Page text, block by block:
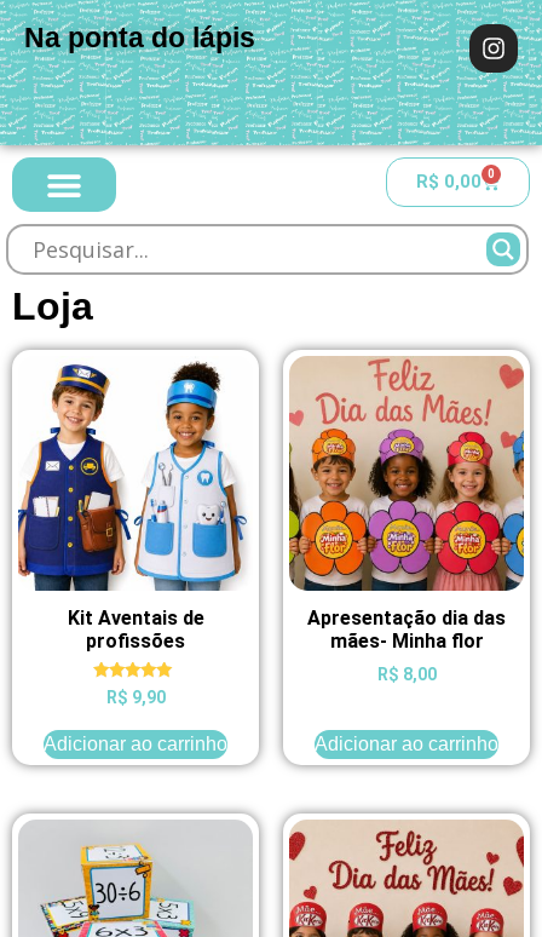
Na ponta do lápis
R$ 0,00 0
Loja
Kit Aventais de
profissões
Avaliação
5.00
R$ 9,90
Adicionar ao carrinho
Apresentação dia das
mães- Minha flor
R$ 8,00
Adicionar ao carrinho